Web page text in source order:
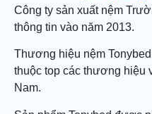
Công ty sản xuất nệm
thông tin vào năm 2013.
Thương hiệu nệm
thuộc top các thương hiệu
Nam.